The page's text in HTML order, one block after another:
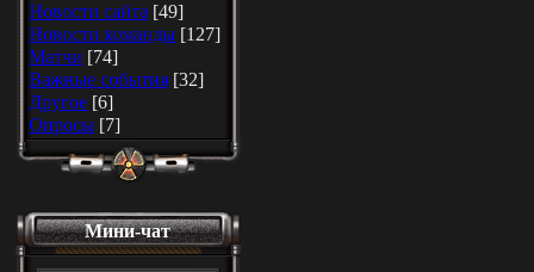
Новости сайта [49]
Новости команды [127]
Матчи [74]
Важные события [32]
Другое [6]
Опросы [7]
Мини-чат